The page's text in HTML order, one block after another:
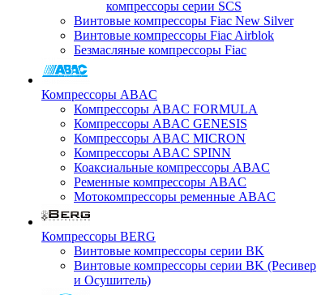
компрессоры серии SCS
Винтовые компрессоры Fiac New Silver
Винтовые компрессоры Fiac Airblok
Безмасляные компрессоры Fiac
Компрессоры ABAC
Компрессоры ABAC FORMULA
Компрессоры ABAC GENESIS
Компрессоры ABAC MICRON
Компрессоры ABAC SPINN
Коаксиальные компрессоры ABAC
Ременные компрессоры ABAC
Мотокомпрессоры ременные ABAC
Компрессоры BERG
Винтовые компрессоры серии BK
Винтовые компрессоры серии BK (Ресивер
и Осушитель)